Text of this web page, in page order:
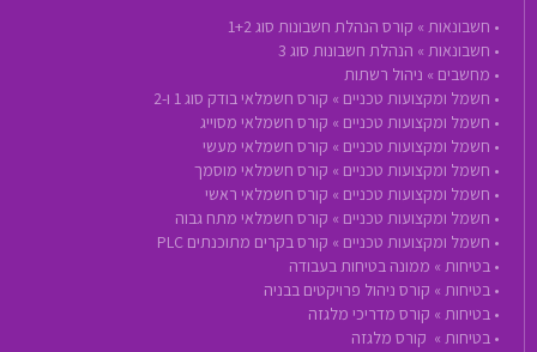
• חשבונאות » קורס הנהלת חשבונות סוג 1+2
• חשבונאות » הנהלת חשבונות סוג 3
• מחשבים » ניהול רשתות
• חשמל ומקצועות טכניים » קורס חשמלאי בודק סוג 1 ו-2
• חשמל ומקצועות טכניים » קורס חשמלאי מסוייג
• חשמל ומקצועות טכניים » קורס חשמלאי מעשי
• חשמל ומקצועות טכניים » קורס חשמלאי מוסמך
• חשמל ומקצועות טכניים » קורס חשמלאי ראשי
• חשמל ומקצועות טכניים » קורס חשמלאי מתח גבוה
• חשמל ומקצועות טכניים » קורס בקרים מתוכנתים PLC
• בטיחות » ממונה בטיחות בעבודה
• בטיחות » קורס ניהול פרויקטים בבניה
• בטיחות » קורס מדריכי מלגזה
• בטיחות » קורס מלגזה